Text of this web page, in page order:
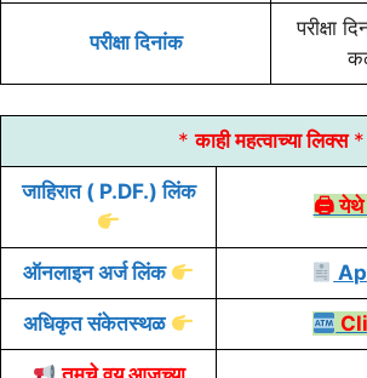
परीक्षा दिनांक
परीक्षा
*काही महत्वाच्या लिक्स*
जाहिरात ( P.DF.) लिंक
🖨 येथे
ऑनलाइनअर्जलिंक
अधिकृत संकेतस्थळ